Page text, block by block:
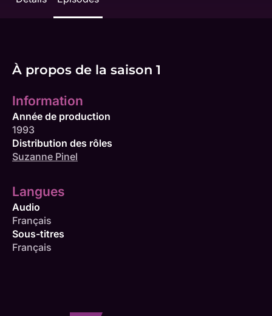
À propos de la saison 1
Information
Année de production
1993
Distribution des rôles
Suzanne Pinel
Langues
Audio
Français
Sous-titres
Français